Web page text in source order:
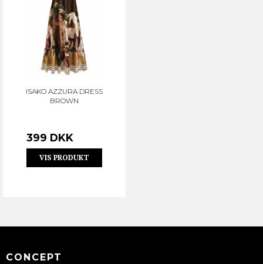
ISAKO AZZURA DRESS
BROWN
399 DKK
VIS PRODUKT
CONCEPT